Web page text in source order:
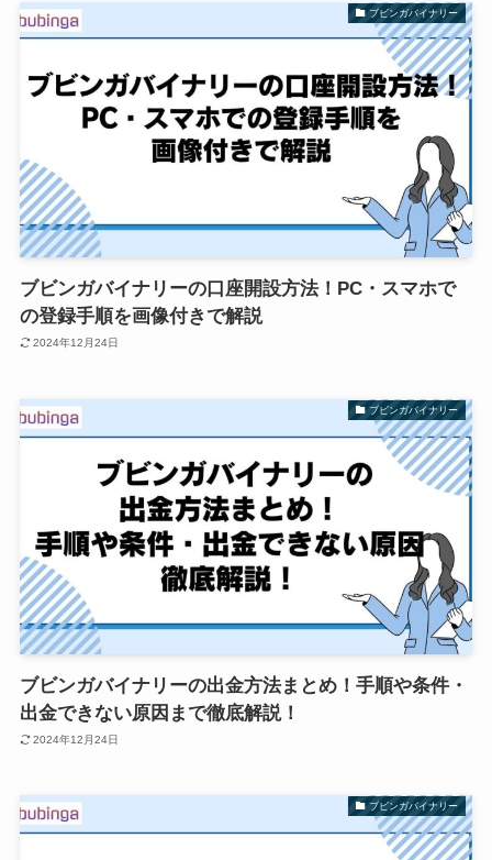
ブビンガバイナリー
ブビンガバイナリーの口座開設方法！PC・スマホで
の登録手順を画像付きで解説
2024年12月24日
ブビンガバイナリー
ブビンガバイナリーの出金方法まとめ！手順や条件・
出金できない原因まで徹底解説！
2024年12月24日
ブビンガバイナリー